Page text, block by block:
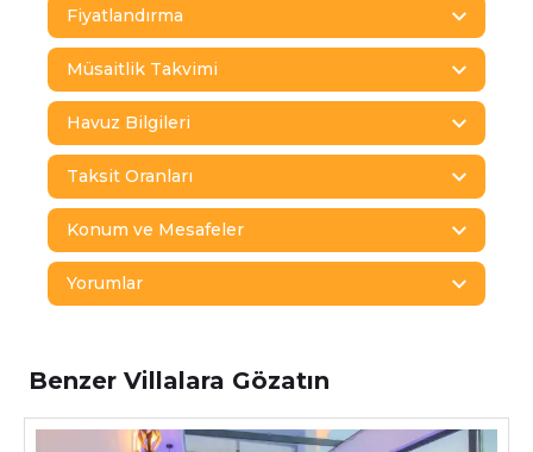
Fiyatlandırma
Müsaitlik Takvimi
Havuz Bilgileri
Taksit Oranları
Konum ve Mesafeler
Yorumlar
Benzer Villalara Gözatın